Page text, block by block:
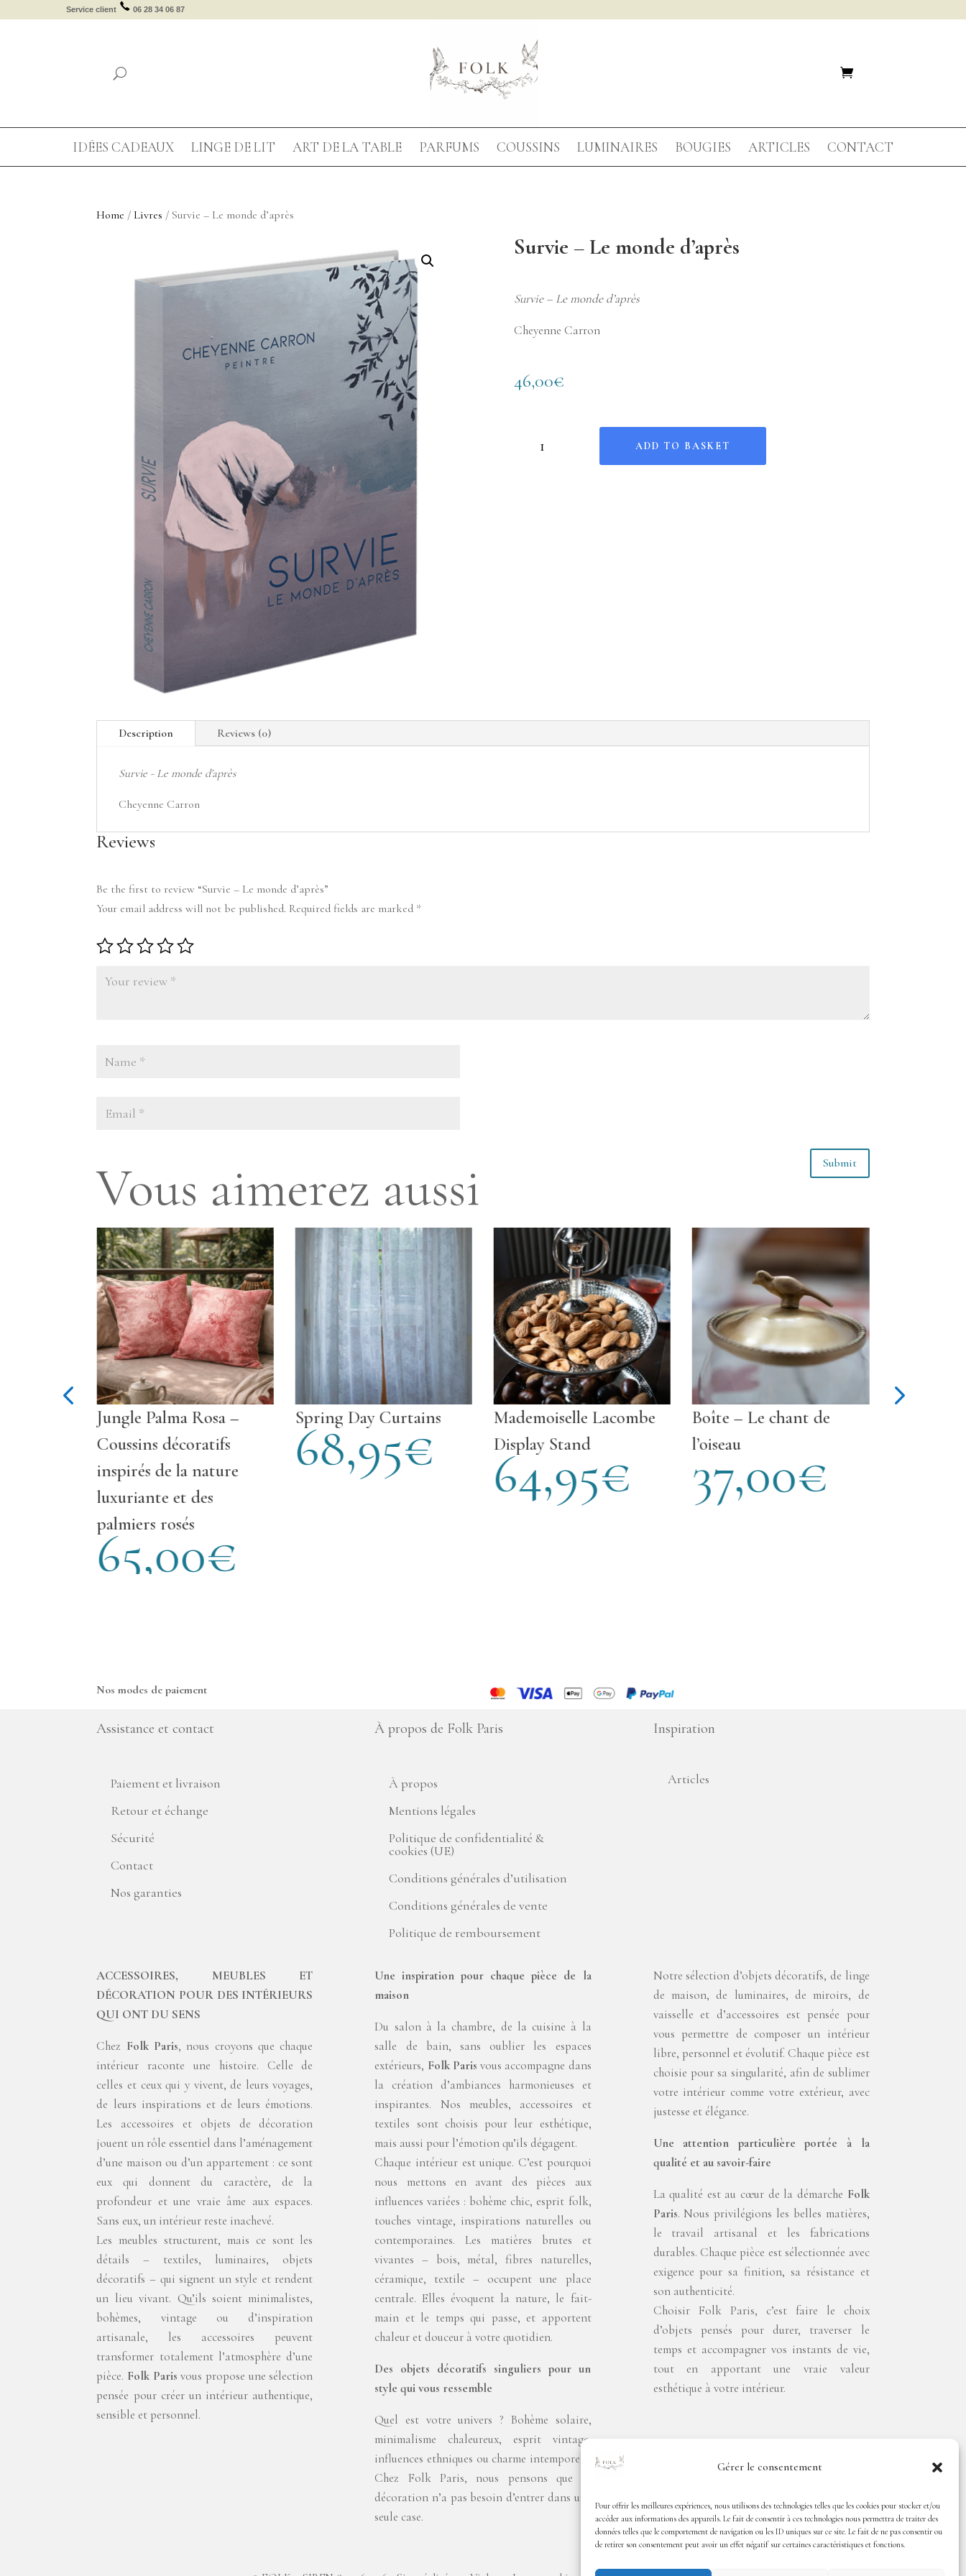
Gérer le consentement
Pour offrir les meilleures expériences, nous utilisons des technologies telles que les cookies pour stocker et/ou
accéder aux informations des appareils. Le fait de consentir à ces technologies nous permettra de traiter des
données telles que le comportement de navigation ou les ID uniques sur ce site. Le fait de ne pas consentir ou
de retirer son consentement peut avoir un effet négatif sur certaines caractéristiques et fonctions.
Service client 06 28 34 06 87
IDÉES CADEAUX LINGE DE LIT ART DE LA TABLE PARFUMS COUSSINS LUMINAIRES BOUGIES ARTICLES CONTACT
Home /Livres / Survie – Le monde d’après
Survie – Le monde d’après
Survie – Le monde d’après
Cheyenne Carron
46,00€
Survie - Le monde d'après quantity
ADD TO BASKET
Description Reviews (0)
Survie - Le monde d'après
Cheyenne Carron
Reviews
Be the first to review “Survie – Le monde d’après”
Your email address will not be published. Required fields are marked *
Submit
Vous aimerez aussi
Jungle Palma Rosa –
Coussins décoratifs
inspirés de la nature
luxuriante et des
palmiers rosés
65,00€
Spring Day Curtains
68,95€
Mademoiselle Lacombe
Display Stand
64,95€
Boîte – Le chant de
37,00€
Nos modes de paiement
Assistance et contact
Paiement et livraison
Retour et échange
Sécurité
Contact
Nos garanties
À propos de Folk Paris
À propos
Mentions légales
Politique de confidentialité &
cookies (UE)
Conditions générales d’utilisation
Conditions générales de vente
Politique de remboursement
Inspiration
Articles
ACCESSOIRES, MEUBLES ET
DÉCORATION POUR DES INTÉRIEURS
QUI ONT DU SENS
Chez Folk Paris, nous croyons que chaque
intérieur raconte une histoire. Celle de
celles et ceux qui y vivent, de leurs voyages,
de leurs inspirations et de leurs émotions.
Les accessoires et objets de décoration
jouent un rôle essentiel dans l’aménagement
d’une maison ou d’un appartement : ce sont
eux qui donnent du caractère, de la
profondeur et une vraie âme aux espaces.
Sans eux, un intérieur reste inachevé.
Les meubles structurent, mais ce sont les
détails – textiles, luminaires, objets
décoratifs – qui signent un style et rendent
un lieu vivant. Qu’ils soient minimalistes,
bohèmes, vintage ou d’inspiration
artisanale, les accessoires peuvent
transformer totalement l’atmosphère d’une
pièce. Folk Paris vous propose une sélection
pensée pour créer un intérieur authentique,
sensible et personnel.
Une inspiration pour chaque pièce de la
maison
Du salon à la chambre, de la cuisine à la
salle de bain, sans oublier les espaces
extérieurs, Folk Paris vous accompagne dans
la création d’ambiances harmonieuses et
inspirantes. Nos meubles, accessoires et
textiles sont choisis pour leur esthétique,
mais aussi pour l’émotion qu’ils dégagent.
Chaque intérieur est unique. C’est pourquoi
nous mettons en avant des pièces aux
influences variées : bohème chic, esprit folk,
touches vintage, inspirations naturelles ou
contemporaines. Les matières brutes et
vivantes – bois, métal, fibres naturelles,
céramique, textile – occupent une place
centrale. Elles évoquent la nature, le fait-
main et le temps qui passe, et apportent
chaleur et douceur à votre quotidien.
Des objets décoratifs singuliers pour un
style qui vous ressemble
Quel est votre univers ? Bohème solaire,
minimalisme chaleureux, esprit vintage,
influences ethniques ou charme intemporel ?
Chez Folk Paris, nous pensons que la
décoration n’a pas besoin d’entrer dans une
seule case.
Notre sélection d’objets décoratifs, de linge
de maison, de luminaires, de miroirs, de
vaisselle et d’accessoires est pensée pour
vous permettre de composer un intérieur
libre, personnel et évolutif. Chaque pièce est
choisie pour sa singularité, afin de sublimer
votre intérieur comme votre extérieur, avec
justesse et élégance.
Une attention particulière portée à la
qualité et au savoir-faire
La qualité est au cœur de la démarche Folk
Paris. Nous privilégions les belles matières,
le travail artisanal et les fabrications
durables. Chaque pièce est sélectionnée avec
exigence pour sa finition, sa résistance et
son authenticité.
Choisir Folk Paris, c’est faire le choix
d’objets pensés pour durer, traverser le
temps et accompagner vos instants de vie,
tout en apportant une vraie valeur
esthétique à votre intérieur.